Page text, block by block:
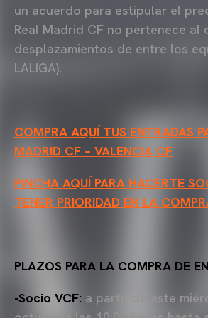
un acuerdo para estipular el
Real Madrid CF no pertenece al
desplazamientos de entre los
LALIGA).
COMPRA AQUÍ TUS ENTRADAS
MADRID CF – VALENCIA CF
PINCHA AQUÍ PARA HACERTE
TENER PRIORIDAD EN LA
PLAZOS PARA LA COMPRA DE
-Socio VCF: a partir de este